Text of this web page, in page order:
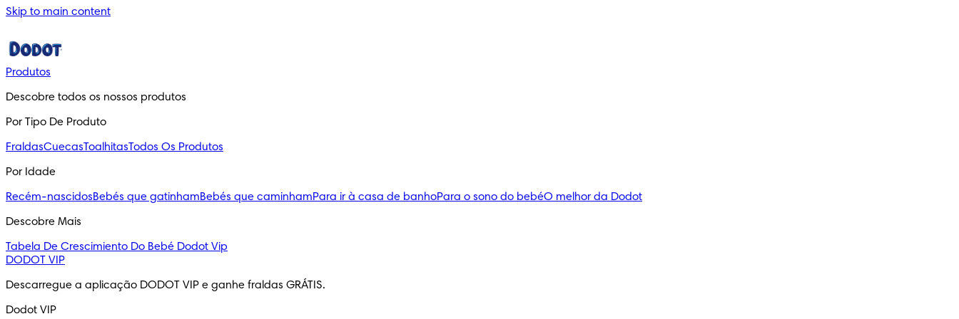
Skip to main content
Produtos
Descobre todos os nossos produtos
Por Tipo De Produto
FraldasCuecasToalhitasTodos Os Produtos
Por Idade
Recém-nascidosBebés que gatinhamBebés que caminhamPara ir à casa de banhoPara o sono do bebéO melhor da Dodot
Descobre Mais
Tabela De Crescimiento Do Bebé Dodot Vip
DODOT VIP
Descarregue a aplicação DODOT VIP e ganhe fraldas GRÁTIS.
Dodot VIP